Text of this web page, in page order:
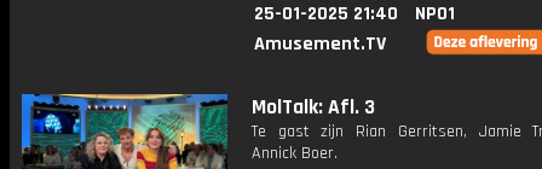
25-01-2025 21:40
NPO1
Amusement.TV
MolTalk: Afl. 3
Te gast zijn Rian Gerritsen, Jamie
Annick Boer.